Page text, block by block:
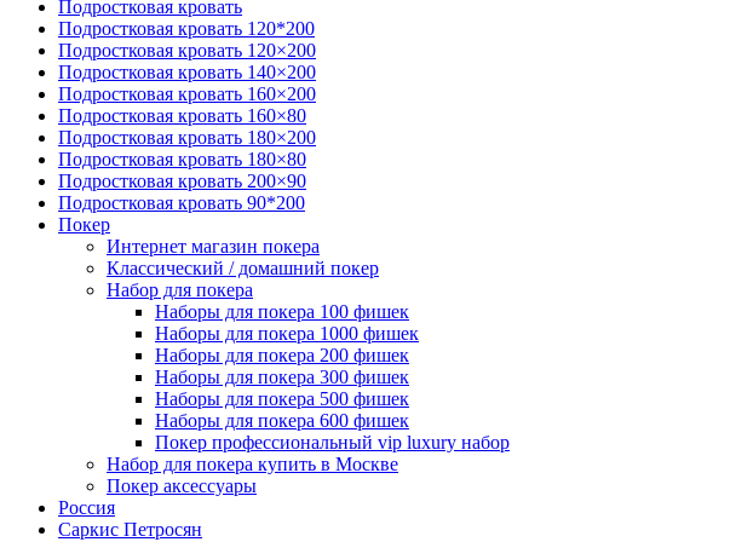
Подростковая кровать
Подростковая кровать 120*200
Подростковая кровать 120×200
Подростковая кровать 140×200
Подростковая кровать 160×200
Подростковая кровать 160×80
Подростковая кровать 180×200
Подростковая кровать 180×80
Подростковая кровать 200×90
Подростковая кровать 90*200
Покер
Интернет магазин покера
Классический / домашний покер
Набор для покера
Наборы для покера 100 фишек
Наборы для покера 1000 фишек
Наборы для покера 200 фишек
Наборы для покера 300 фишек
Наборы для покера 500 фишек
Наборы для покера 600 фишек
Покер профессиональный vip luxury набор
Набор для покера купить в Москве
Покер аксессуары
Россия
Саркис Петросян